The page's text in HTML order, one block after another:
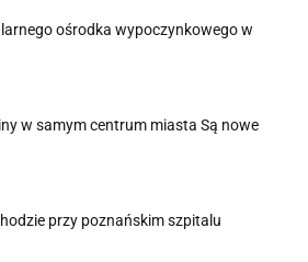
ośrodka wypoczynkowego w
w samym centrum miasta Są nowe
przy poznańskim szpitalu